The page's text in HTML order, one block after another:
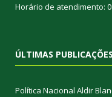
Horário de atendimento:
ÚLTIMAS PUBLICAÇÕES
Política Nacional Aldir